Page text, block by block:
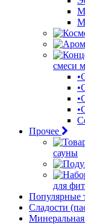
смеси
Прочее
сауны
для
Популярные
Сладости
Минеральная